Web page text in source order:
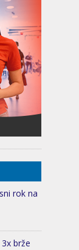
rok na
brže